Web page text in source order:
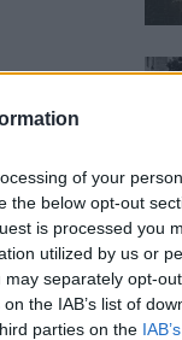
of your
the below opt-out
is processed you
utilized by us or
separately opt-
the IAB’s list of
parties on the